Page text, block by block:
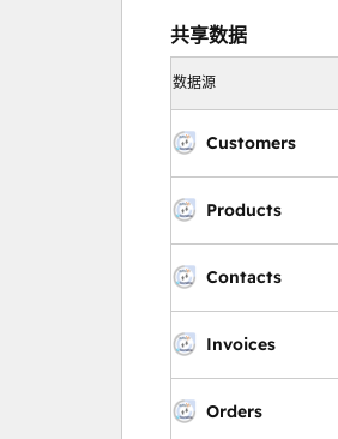
共享数据
数据源
Customers
Products
Contacts
Invoices
Orders